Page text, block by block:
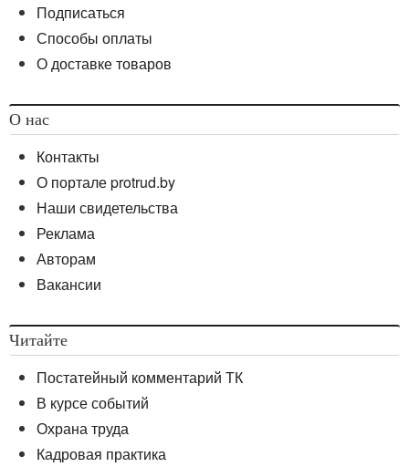
Подписаться
Способы оплаты
О доставке товаров
О нас
Контакты
О портале protrud.by
Наши свидетельства
Реклама
Авторам
Вакансии
Читайте
Постатейный комментарий ТК
В курсе событий
Охрана труда
Кадровая практика